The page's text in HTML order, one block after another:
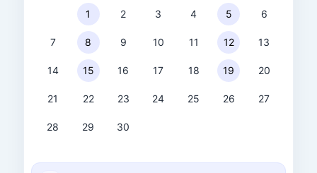
1 2 3 4 5 6
7 8 9 10 11 12 13
14 15 16 17 18 19 20
21 22 23 24 25 26 27
28 29 30